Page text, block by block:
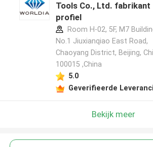
Tools Co., Ltd. fabrikant
profiel
Room H-02, 5F, M7
No.1 Jiuxianqiao East Road,
Chaoyang District, Beijing,
100015 ,China
5.0
Geverifieerde
Bekijk meer